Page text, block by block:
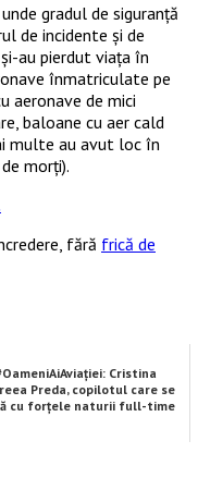
gradul de siguranță
de incidente și de
au pierdut viața în
înmatriculate pe
aeronave de mici
baloane cu aer cald
multe au avut loc în
morți).
fără frică de
Cristina
Preda, copilotul care se
cu forțele naturii full-time